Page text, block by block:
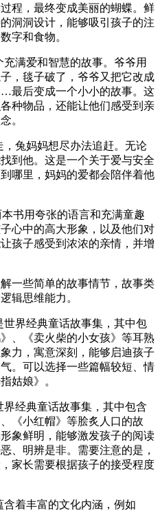
程，最终变成美丽的蝴蝶。鲜
洞洞设计，能够吸引孩子的注
字和食物。
充满爱和智慧的故事。爷爷用
，毯子破了，爷爷又把它改成
最后变成一个小小的故事。这
种物品，还能让他们感受到亲
。
，兔妈妈想尽办法追赶。无论
到他。这是一个关于爱与安全
哪里，妈妈的爱都会陪伴着他
书用夸张的语言和充满童趣
心中的高大形象，以及他们对
孩子感受到浓浓的亲情，并增
一些简单的故事情节，故事类
辑思维能力。
世界经典童话故事集，其中包
、《卖火柴的小女孩》等耳熟
力，寓意深刻，能够启迪孩子
。可以选择一些篇幅较短、情
姑娘》。
界经典童话故事集，其中包含
《小红帽》等脍炙人口的故
象鲜明，能够激发孩子的阅读
、明辨是非。需要注意的是，
家长需要根据孩子的接受程度
含着丰富的文化内涵，例如